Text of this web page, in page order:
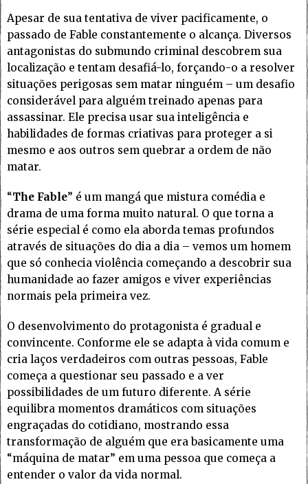
Apesar de sua tentativa de viver pacificamente, o
passado de Fable constantemente o alcança. Diversos
antagonistas do submundo criminal descobrem sua
localização e tentam desafiá-lo, forçando-o a resolver
situações perigosas sem matar ninguém – um desafio
considerável para alguém treinado apenas para
assassinar. Ele precisa usar sua inteligência e
habilidades de formas criativas para proteger a si
mesmo e aos outros sem quebrar a ordem de não
matar.
“The Fable” é um mangá que mistura comédia e
drama de uma forma muito natural. O que torna a
série especial é como ela aborda temas profundos
através de situações do dia a dia – vemos um homem
que só conhecia violência começando a descobrir sua
humanidade ao fazer amigos e viver experiências
normais pela primeira vez.
O desenvolvimento do protagonista é gradual e
convincente. Conforme ele se adapta à vida comum e
cria laços verdadeiros com outras pessoas, Fable
começa a questionar seu passado e a ver
possibilidades de um futuro diferente. A série
equilibra momentos dramáticos com situações
engraçadas do cotidiano, mostrando essa
transformação de alguém que era basicamente uma
“máquina de matar” em uma pessoa que começa a
entender o valor da vida normal.